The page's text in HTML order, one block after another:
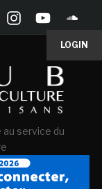
LOGIN
service du